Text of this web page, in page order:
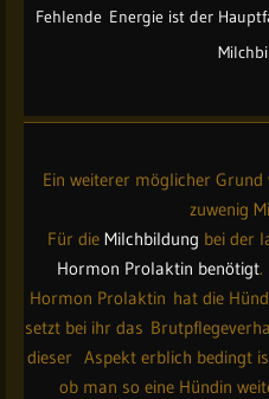
Fehlende Energie ist der
Ein weiterer möglicher
zuwenig
Für die Milchbildung bei der
Hormon Prolaktin benötigt.
Hormon Prolaktin hat die
setzt bei ihr das
dieser Aspekt erblich bedingt
ob man so eine Hündin